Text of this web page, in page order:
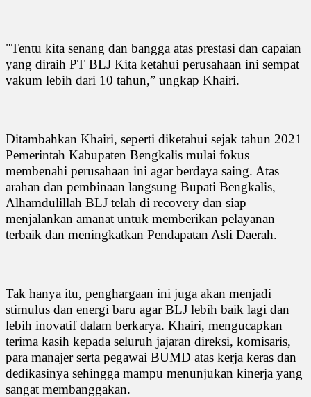
"Tentu kita senang dan bangga atas prestasi dan capaian
yang diraih PT BLJ Kita ketahui perusahaan ini sempat
vakum lebih dari 10 tahun,” ungkap Khairi.
Ditambahkan Khairi, seperti diketahui sejak tahun 2021
Pemerintah Kabupaten Bengkalis mulai fokus
membenahi perusahaan ini agar berdaya saing. Atas
arahan dan pembinaan langsung Bupati Bengkalis,
Alhamdulillah BLJ telah di recovery dan siap
menjalankan amanat untuk memberikan pelayanan
terbaik dan meningkatkan Pendapatan Asli Daerah.
Tak hanya itu, penghargaan ini juga akan menjadi
stimulus dan energi baru agar BLJ lebih baik lagi dan
lebih inovatif dalam berkarya. Khairi, mengucapkan
terima kasih kepada seluruh jajaran direksi, komisaris,
para manajer serta pegawai BUMD atas kerja keras dan
dedikasinya sehingga mampu menunjukan kinerja yang
sangat membanggakan.